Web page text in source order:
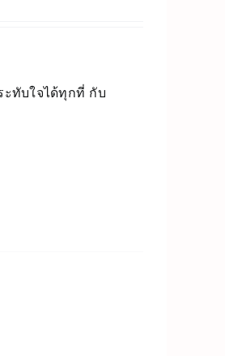
ะทับใจได้ทุกที่ กับ